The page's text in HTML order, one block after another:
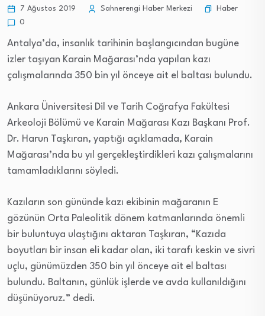
7 Ağustos 2019 Sahnerengi Haber Merkezi
Haber
0
Antalya’da, insanlık tarihinin başlangıcından bugüne
izler taşıyan Karain Mağarası’nda yapılan kazı
çalışmalarında 350 bin yıl önceye ait el baltası bulundu.
Ankara Üniversitesi Dil ve Tarih Coğrafya Fakültesi
Arkeoloji Bölümü ve Karain Mağarası Kazı Başkanı Prof.
Dr. Harun Taşkıran, yaptığı açıklamada, Karain
Mağarası’nda bu yıl gerçekleştirdikleri kazı çalışmalarını
tamamladıklarını söyledi.
Kazıların son gününde kazı ekibinin mağaranın E
gözünün Orta Paleolitik dönem katmanlarında önemli
bir buluntuya ulaştığını aktaran Taşkıran, “Kazıda
boyutları bir insan eli kadar olan, iki tarafı keskin ve sivri
uçlu, günümüzden 350 bin yıl önceye ait el baltası
bulundu. Baltanın, günlük işlerde ve avda kullanıldığını
düşünüyoruz.” dedi.